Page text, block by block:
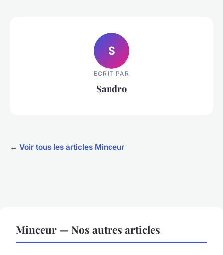
S
ECRIT PAR
Sandro
← Voir tous les articles Minceur
Minceur — Nos autres articles